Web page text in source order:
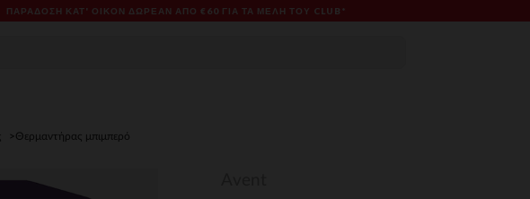
ΠΑΡΆΔΟΣΗ ΚΑΤ' ΟΊΚΟΝ ΔΩΡΕΑΝ ΑΠΌ €60 ΓΙΑ ΤΑ ΜΈΛΗ ΤΟΥ CLUB*
Θερμαντήρας μπιμπερό